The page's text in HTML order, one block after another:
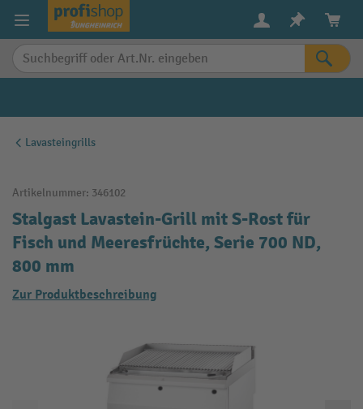
springen
Lavasteingrills
Artikelnummer: 346102
Stalgast Lavastein-Grill mit S-Rost für
Fisch und Meeresfrüchte, Serie 700 ND,
800 mm
Zur Produktbeschreibung